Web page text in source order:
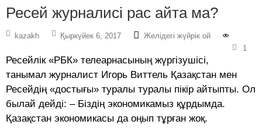
Ресей журналисі рас айта ма?
kazakh Қыркүйек 6, 2017
Желідегі жүйрік ой
1
Ресейлік «РБК» телеарнасының жүргізушісі,
танымал журналист Игорь Виттель Қазақстан мен
Ресейдің «достығы» туралы туралы пікір айтыпты. Ол
былай дейді: – Біздің экономикамыз құрдымда.
Қазақстан экономикасы да оңып тұрған жоқ.